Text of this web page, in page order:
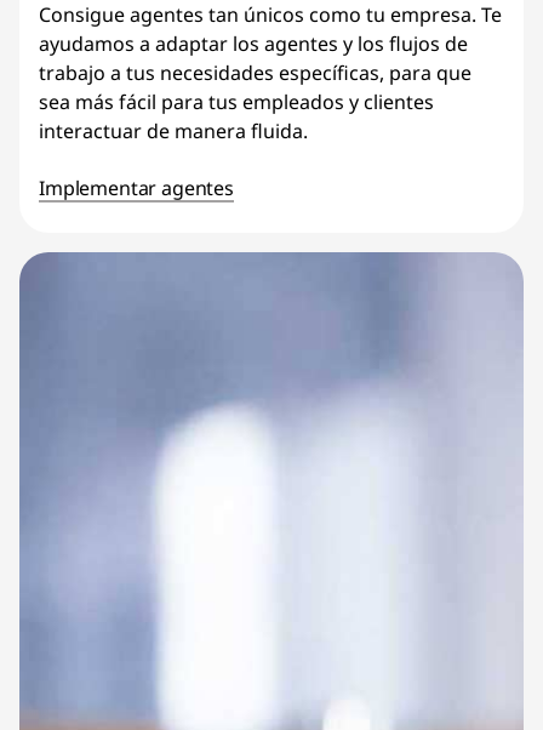
Consigue agentes tan únicos como tu empresa. Te
ayudamos a adaptar los agentes y los flujos de
trabajo a tus necesidades específicas, para que
sea más fácil para tus empleados y clientes
interactuar de manera fluida.
Implementar agentes